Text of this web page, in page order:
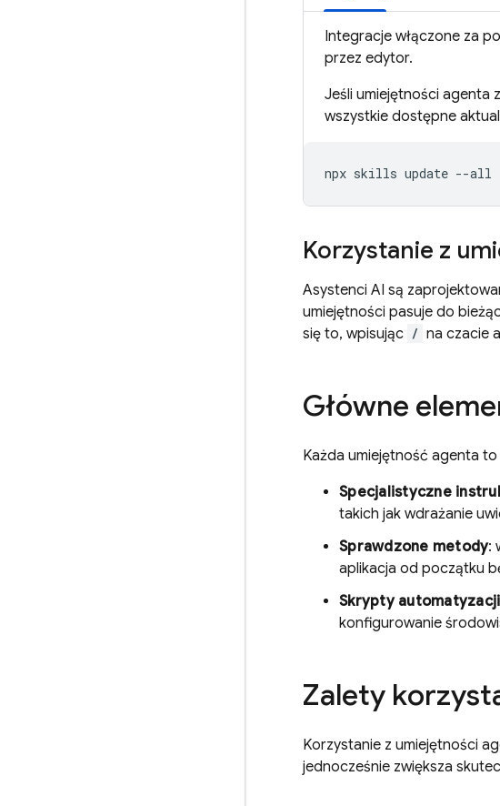
Integracje włączone za
przez edytor.
Jeśli umiejętności agenta
wszystkie dostępne
Korzystanie z
Asystenci AI są
umiejętności pasuje do
się to, wpisując / na czacie
Główne
Każda umiejętność agenta
Specjalistyczne
takich jak wdrażanie
Sprawdzone metody:
aplikacja od początku
Skrypty automatyzacji
konfigurowanie
Zalety
Korzystanie z umiejętności
jednocześnie zwiększa